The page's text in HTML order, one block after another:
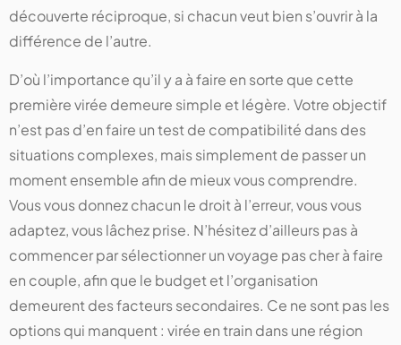
découverte réciproque, si chacun veut bien s’ouvrir à la
différence de l’autre.
D’où l’importance qu’il y a à faire en sorte que cette
première virée demeure simple et légère. Votre objectif
n’est pas d’en faire un test de compatibilité dans des
situations complexes, mais simplement de passer un
moment ensemble afin de mieux vous comprendre.
Vous vous donnez chacun le droit à l’erreur, vous vous
adaptez, vous lâchez prise. N’hésitez d’ailleurs pas à
commencer par sélectionner un voyage pas cher à faire
en couple, afin que le budget et l’organisation
demeurent des facteurs secondaires. Ce ne sont pas les
options qui manquent : virée en train dans une région